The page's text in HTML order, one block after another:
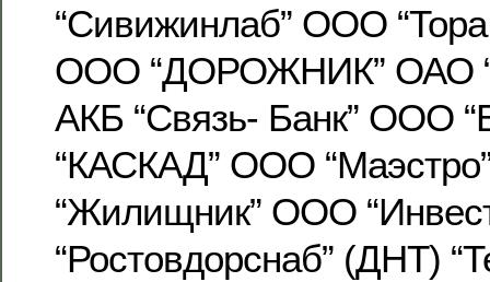
“Сивижинлаб” ООО
ООО “ДОРОЖНИК” ОАО
АКБ “Связь- Банк” ООО
“КАСКАД” ООО
“Жилищник” ООО
“Ростовдорснаб” (ДНТ)